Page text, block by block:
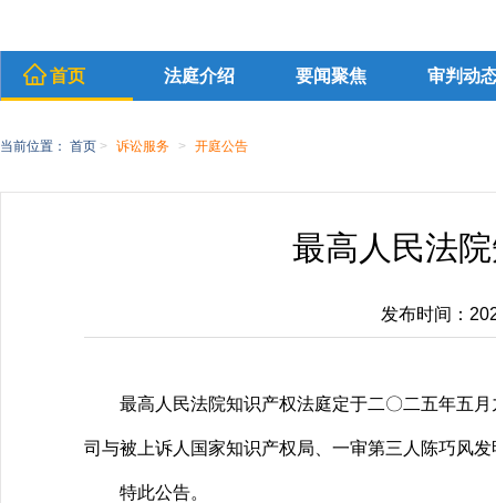
首页 法庭介绍 要闻聚焦 审判动
当前位置： 首页 > 诉讼服务 > 开庭公告
最高人民法
发布时间：
最高人民法院知识产权法庭定于二〇二五年五
司与被上诉人国家知识产权局、一审第三人陈巧风
特此公告。